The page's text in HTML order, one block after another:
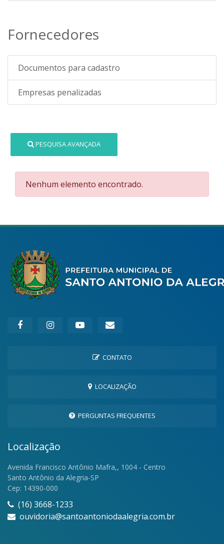
Fornecedores
Documentos para cadastro
Empresas penalizadas
PESQUISA AVANÇADA
Nenhum elemento encontrado.
CONTATO
LOCALIZAÇÃO
PERGUNTAS FREQUENTES
Localização
Avenida Francisco Antônio Mafra,, 1004 - Centro
Santo Antônio da Alegria-SP
Cep: 14390-000
(16) 3668-1233
ouvidoria@santoantoniodaalegria.com.br